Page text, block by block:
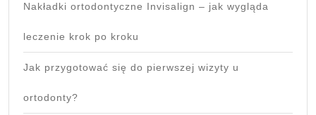
Nakładki ortodontyczne Invisalign – jak wygląda
leczenie krok po kroku
Jak przygotować się do pierwszej wizyty u
ortodonty?